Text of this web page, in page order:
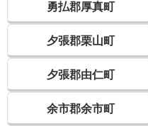
勇払郡厚真町
夕張郡栗山町
夕張郡由仁町
余市郡余市町